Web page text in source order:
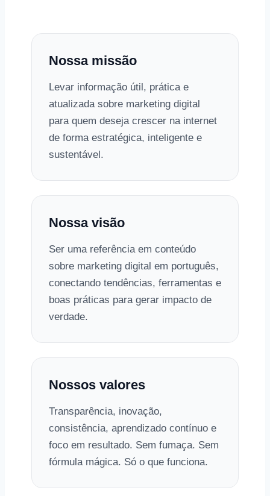
Nossa missão
Levar informação útil, prática e
atualizada sobre marketing digital
para quem deseja crescer na internet
de forma estratégica, inteligente e
sustentável.
Nossa visão
Ser uma referência em conteúdo
sobre marketing digital em português,
conectando tendências, ferramentas e
boas práticas para gerar impacto de
verdade.
Nossos valores
Transparência, inovação,
consistência, aprendizado contínuo e
foco em resultado. Sem fumaça. Sem
fórmula mágica. Só o que funciona.